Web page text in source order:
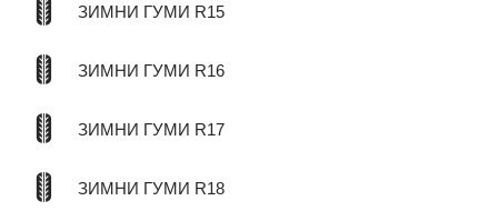
ЗИМНИ ГУМИ R15
ЗИМНИ ГУМИ R16
ЗИМНИ ГУМИ R17
ЗИМНИ ГУМИ R18